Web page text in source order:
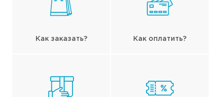
Как заказать? Как оплатить?